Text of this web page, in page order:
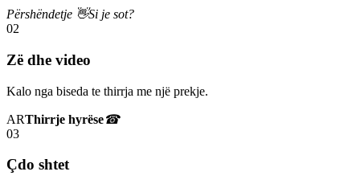
Përshëndetje 👋Si je sot?
02
Zë dhe video
Kalo nga biseda te thirrja me një prekje.
ARThirrje hyrëse☎
03
Çdo shtet